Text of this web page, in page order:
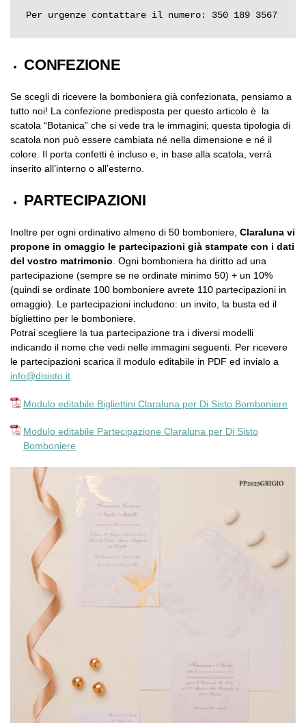
Per urgenze contattare il numero: 350 189 3567
CONFEZIONE
Se scegli di ricevere la bomboniera già confezionata, pensiamo a
tutto noi! La confezione predisposta per questo articolo è la
scatola “Botanica” che si vede tra le immagini; questa tipologia di
scatola non può essere cambiata né nella dimensione e né il
colore. Il porta confetti è incluso e, in base alla scatola, verrà
inserito all’interno o all’esterno.
PARTECIPAZIONI
Inoltre per ogni ordinativo almeno di 50 bomboniere, Claraluna vi
propone in omaggio le partecipazioni già stampate con i dati
del vostro matrimonio. Ogni bomboniera ha diritto ad una
partecipazione (sempre se ne ordinate minimo 50) + un 10%
(quindi se ordinate 100 bomboniere avrete 110 partecipazioni in
omaggio). Le partecipazioni includono: un invito, la busta ed il
bigliettino per le bomboniere.
Potrai scegliere la tua partecipazione tra i diversi modelli
indicando il nome che vedi nelle immagini seguenti. Per ricevere
le partecipazioni scarica il modulo editabile in PDF ed invialo a
info@disisto.it
Modulo editabile Bigliettini Claraluna per Di Sisto Bomboniere
Modulo editabile Partecipazione Claraluna per Di Sisto
Bomboniere